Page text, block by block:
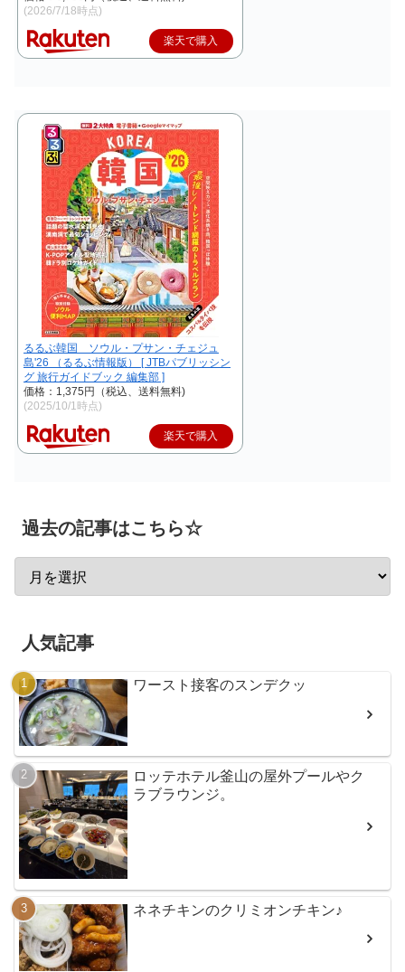
(2026/7/18時点)
楽天で購入
るるぶ韓国 ソウル・プサン・チェジュ
島'26 （るるぶ情報版） [ JTBパブリッシン
グ 旅行ガイドブック 編集部 ]
価格：1,375円（税込、送料無料)
(2025/10/1時点)
楽天で購入
過去の記事はこちら☆
人気記事
ワースト接客のスンデクッ
ロッテホテル釜山の屋外プールやク
ラブラウンジ。
ネネチキンのクリミオンチキン♪